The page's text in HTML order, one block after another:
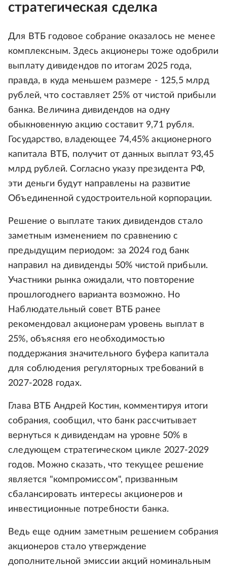
стратегическая сделка
Для ВТБ годовое собрание оказалось не менее
комплексным. Здесь акционеры тоже одобрили
выплату дивидендов по итогам 2025 года,
правда, в куда меньшем размере - 125,5 млрд
рублей, что составляет 25% от чистой прибыли
банка. Величина дивидендов на одну
обыкновенную акцию составит 9,71 рубля.
Государство, владеющее 74,45% акционерного
капитала ВТБ, получит от данных выплат 93,45
млрд рублей. Согласно указу президента РФ,
эти деньги будут направлены на развитие
Объединенной судостроительной корпорации.
Решение о выплате таких дивидендов стало
заметным изменением по сравнению с
предыдущим периодом: за 2024 год банк
направил на дивиденды 50% чистой прибыли.
Участники рынка ожидали, что повторение
прошлогоднего варианта возможно. Но
Наблюдательный совет ВТБ ранее
рекомендовал акционерам уровень выплат в
25%, объясняя его необходимостью
поддержания значительного буфера капитала
для соблюдения регуляторных требований в
2027-2028 годах.
Глава ВТБ Андрей Костин, комментируя итоги
собрания, сообщил, что банк рассчитывает
вернуться к дивидендам на уровне 50% в
следующем стратегическом цикле 2027-2029
годов. Можно сказать, что текущее решение
является "компромиссом", призванным
сбалансировать интересы акционеров и
инвестиционные потребности банка.
Ведь еще одним заметным решением собрания
акционеров стало утверждение
дополнительной эмиссии акций номинальным